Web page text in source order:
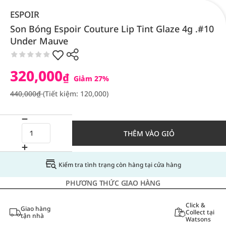
ESPOIR
Son Bóng Espoir Couture Lip Tint Glaze 4g .#10
Under Mauve
320,000₫ Giảm 27%
440,000₫(Tiết kiệm: 120,000)
THÊM VÀO GIỎ
Kiểm tra tình trạng còn hàng tại cửa hàng
PHƯƠNG THỨC GIAO HÀNG
Giao hàng
tận nhà
Click &
Collect tại
Watsons